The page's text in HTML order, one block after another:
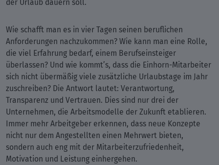
Wie schafft man es in vier Tagen seinen beruflichen
Anforderungen nachzukommen? Wie kann man eine Rolle,
die viel Erfahrung bedarf, einem Berufseinsteiger
überlassen? Und wie kommt’s, dass die Einhorn-Mitarbeiter
sich nicht übermäßig viele zusätzliche Urlaubstage im Jahr
zuschreiben? Die Antwort lautet: Verantwortung,
Transparenz und Vertrauen. Dies sind nur drei der
Unternehmen, die Arbeitsmodelle der Zukunft etablieren.
Immer mehr Arbeitgeber erkennen, dass neue Konzepte
nicht nur dem Angestellten einen Mehrwert bieten,
sondern auch eng mit der Mitarbeiterzufriedenheit,
Motivation und Leistung einhergehen.